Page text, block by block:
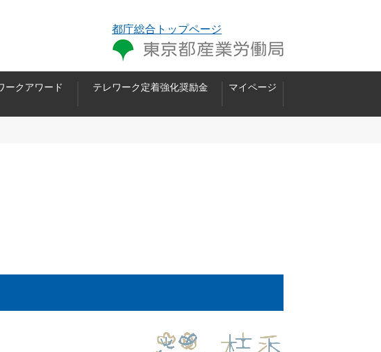
都庁総合トップページ
ークアワード テレワーク定着強化奨励金 マイページ